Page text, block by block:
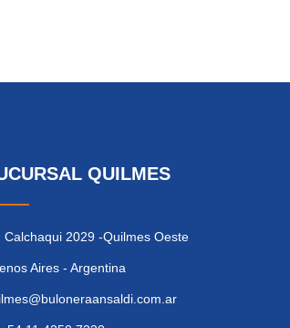
QUILMES
Calchaqui 2029 -Quilmes Oeste
Aires - Argentina